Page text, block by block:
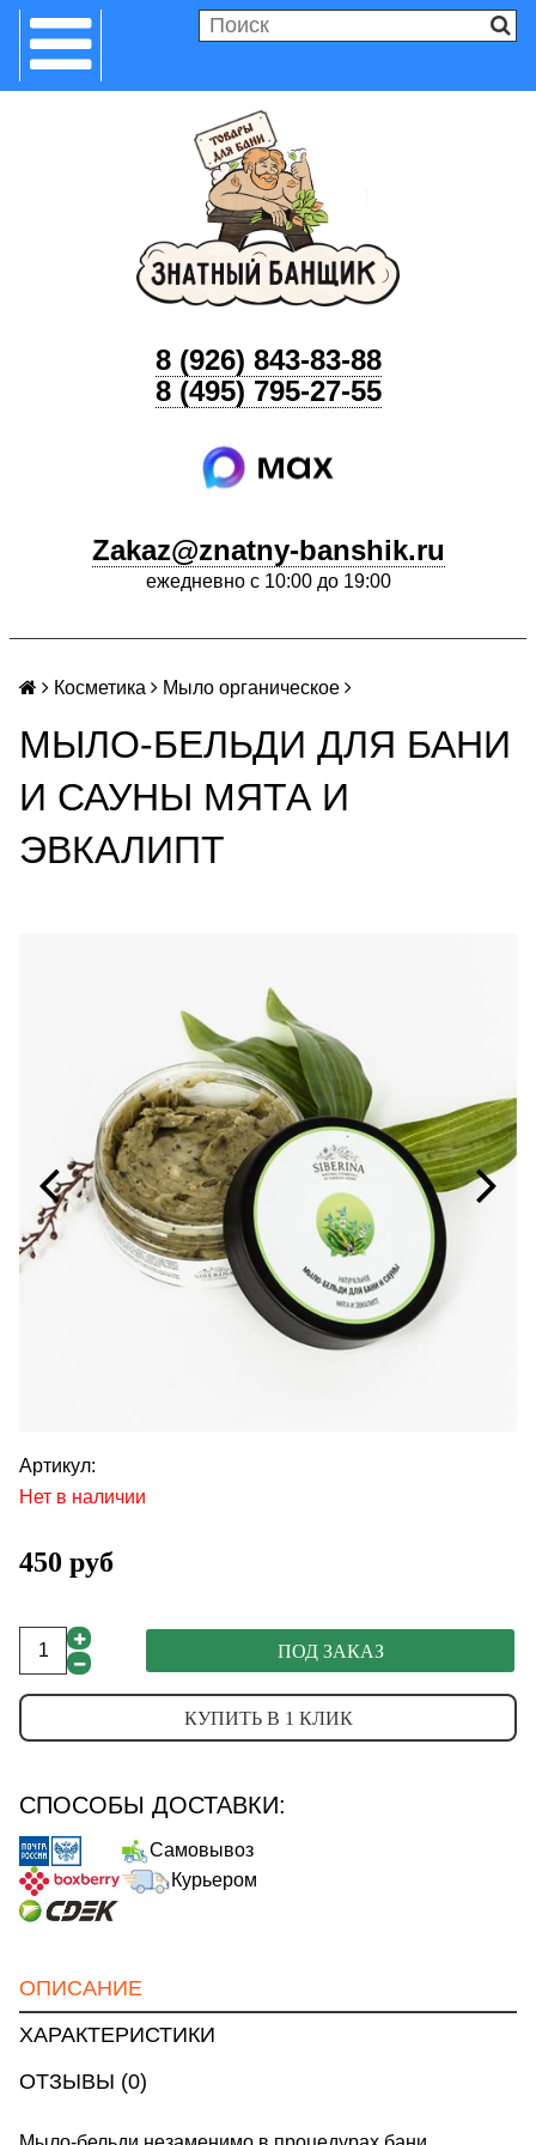
8 (926) 843-83-88
8 (495) 795-27-55
Zakaz@znatny-banshik.ru
ежедневно с 10:00 до 19:00
Косметика Мыло органическое
МЫЛО-БЕЛЬДИ ДЛЯ БАНИ
И САУНЫ МЯТА И
ЭВКАЛИПТ
Артикул:
Нет в наличии
450 руб
ПОД ЗАКАЗ
КУПИТЬ В 1 КЛИК
СПОСОБЫ ДОСТАВКИ:
Самовывоз
Курьером
ОПИСАНИЕ
ХАРАКТЕРИСТИКИ
ОТЗЫВЫ (0)